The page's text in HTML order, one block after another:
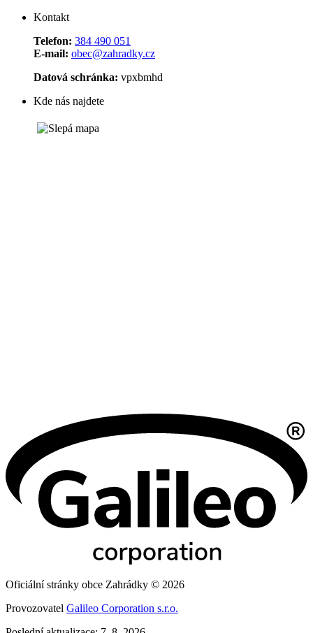
Kontakt
Telefon: 384 490 051
E-mail: obec@zahradky.cz
Datová schránka: vpxbmhd
Kde nás najdete
Oficiální stránky obce Zahrádky © 2026
Provozovatel Galileo Corporation s.r.o.